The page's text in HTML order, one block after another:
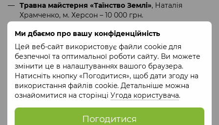
Ми дбаємо про вашу конфіденційність
Цей веб-сайт використовує файли cookie для
безпечної та оптимальної роботи сайту. Ви можете
змінити це в налаштуваннях вашого браузера.
Натисніть кнопку «Погодитися», щоб дати згоду на
використання файлів cookie. Детальніше можна
ознайомитися на сторінці Угода користувача.
Погодитися
Травна майстерня «Таїнство Землі», Наталія
Храмченко, м. Херсон – 10 000 грн.
Консультаційні послуги
з впровадження
підприємницької діяльності протягом 6 (шести)
місяців за напрямками доопрацювання бізнес-
моделі, брендування компанії та продукту,
бухгалтерський облік, онлайн-продажі, участь у
виставковій діяльності – Юлія Журавська
(«Ремісничі свічки ДариНа», Львівська область),
Святослав Сурма («Виготовлення паперових
торбинок», Львівська область), Віра Братченко
(«Соління та консервація за авторським рецептом»,